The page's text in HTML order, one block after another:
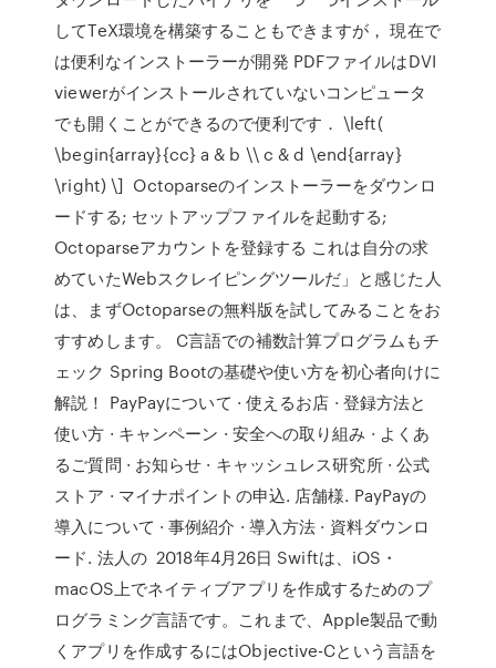
してTeX環境を構築することもできますが， 現在で
は便利なインストーラーが開発 PDFファイルはDVI
viewerがインストールされていないコンピュータ
でも開くことができるので便利です． \left(
\begin{array}{cc} a & b \\ c & d \end{array}
\right) \] Octoparseのインストーラーをダウンロ
ードする; セットアップファイルを起動する;
Octoparseアカウントを登録する これは自分の求
めていたWebスクレイピングツールだ」と感じた人
は、まずOctoparseの無料版を試してみることをお
すすめします。 C言語での補数計算プログラムもチ
ェック Spring Bootの基礎や使い方を初心者向けに
解説！ PayPayについて · 使えるお店 · 登録方法と
使い方 · キャンペーン · 安全への取り組み · よくあ
るご質問 · お知らせ · キャッシュレス研究所 · 公式
ストア · マイナポイントの申込. 店舗様. PayPayの
導入について · 事例紹介 · 導入方法 · 資料ダウンロ
ード. 法人の 2018年4月26日 Swiftは、iOS・
macOS上でネイティブアプリを作成するためのプ
ログラミング言語です。これまで、Apple製品で動
くアプリを作成するにはObjective-Cという言語を